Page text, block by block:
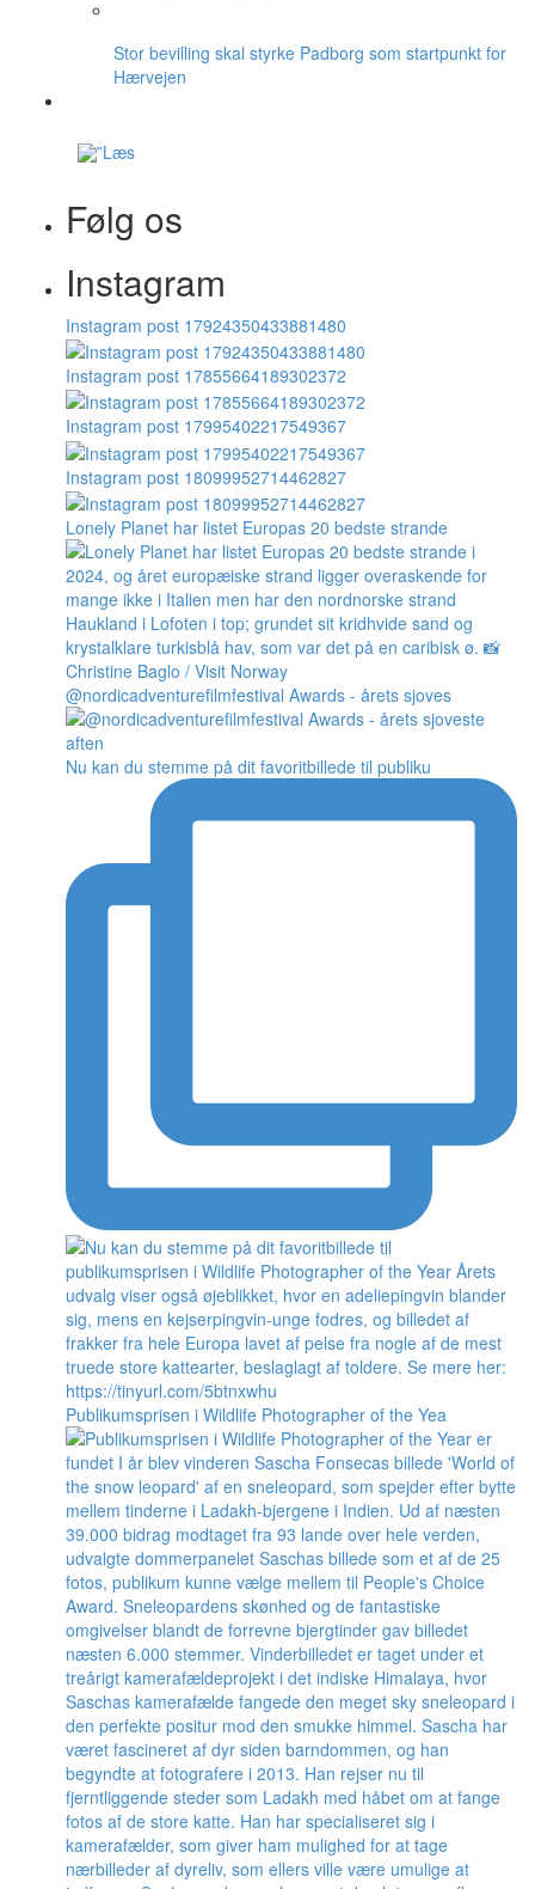
Stor bevilling skal styrke Padborg som startpunkt for
Hærvejen
Følg os
Instagram
Instagram post 17924350433881480
Instagram post 17855664189302372
Instagram post 17995402217549367
Instagram post 18099952714462827
Lonely Planet har listet Europas 20 bedste strande
@nordicadventurefilmfestival Awards - årets sjoves
Nu kan du stemme på dit favoritbillede til publiku
Publikumsprisen i Wildlife Photographer of the Yea